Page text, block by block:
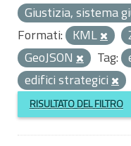
Giustizia, sistema
Formati: KML
GeoJSON
Tag:
edifici strategici
RISULTATO DEL FILTRO